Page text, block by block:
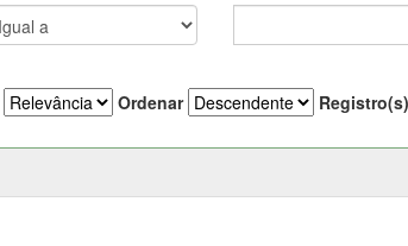
Ordenar Registro(s)